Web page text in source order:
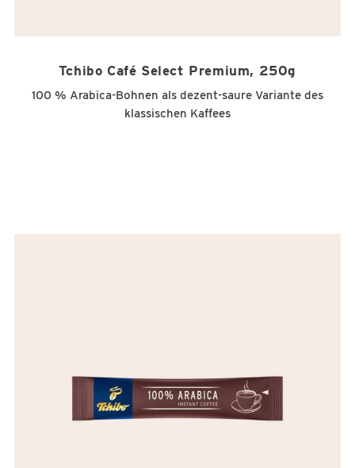
Tchibo Café Select Premium, 250g
100 % Arabica-Bohnen als dezent-saure Variante des
klassischen Kaffees